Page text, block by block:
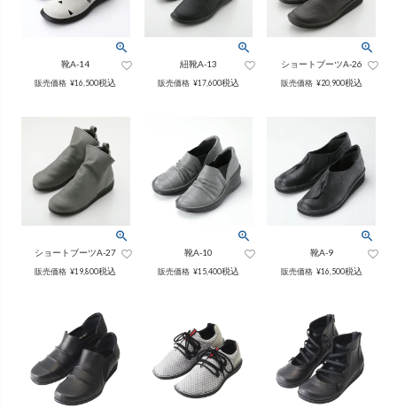
スカート
かぐらやウェア一覧
靴A-14
販売価格 ¥16,500税込
紐靴A-13
販売価格 ¥17,600税込
ショートブーツA-26
販売価格 ¥20,900税込
ショートブーツA-27
販売価格 ¥19,800税込
靴A-10
販売価格 ¥15,400税込
靴A-9
販売価格 ¥16,500税込